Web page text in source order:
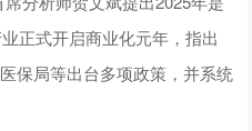
正式开启商业化元年，指出
保局等出台多项政策，并系统